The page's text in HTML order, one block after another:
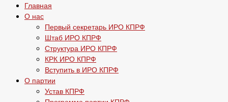
Главная
О нас
Первый секретарь ИРО КПРФ
Штаб ИРО КПРФ
Структура ИРО КПРФ
КРК ИРО КПРФ
Вступить в ИРО КПРФ
О партии
Устав КПРФ